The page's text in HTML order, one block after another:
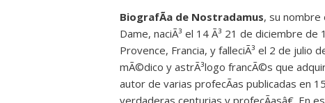
BiografÃ­a de Nostradamus, su nombre
Dame, naciÃ³ el 14 Ã³ 21 de diciembre
Provence, Francia, y falleciÃ³ el 2 de julio
mÃ©dico y astrÃ³logo francÃ©s que
autor de varias profecÃ­as publicadas en
verdaderas centurias y profecÃ­asâ€. En